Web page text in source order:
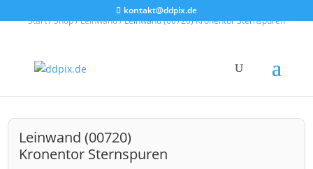
kontakt@ddpix.de
Start/Shop/Leinwand/ Leinwand (00720) Kronentor Sternspuren
Leinwand (00720)
Kronentor Sternspuren